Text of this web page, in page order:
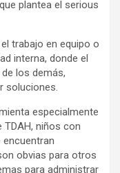
plantea el serious
trabajo en equipo o
interna, donde el
los demás,
soluciones.
especialmente
niños con
obvias para otros
para administrar